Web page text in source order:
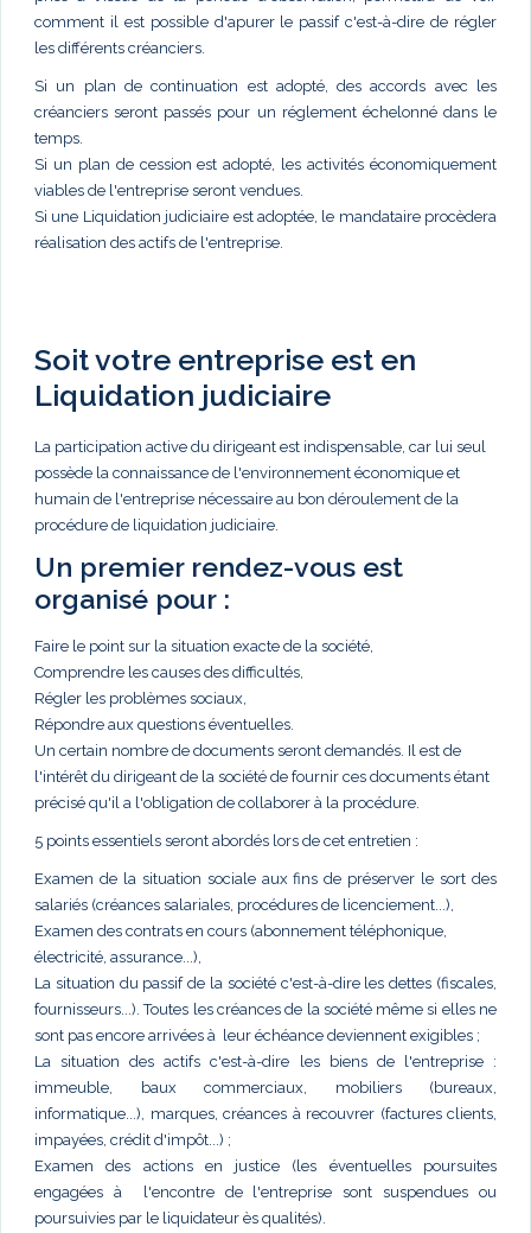
comment il est possible d'apurer le passif c'est-à-dire de régler
les différents créanciers.
Si un plan de continuation est adopté, des accords avec les
créanciers seront passés pour un réglement échelonné dans le
temps.
Si un plan de cession est adopté, les activités économiquement
viables de l'entreprise seront vendues.
Si une Liquidation judiciaire est adoptée, le mandataire procèdera
réalisation des actifs de l'entreprise.
Soit votre entreprise est en
Liquidation judiciaire
La participation active du dirigeant est indispensable, car lui seul
possède la connaissance de l'environnement économique et
humain de l'entreprise nécessaire au bon déroulement de la
procédure de liquidation judiciaire.
Un premier rendez-vous est
organisé pour :
Faire le point sur la situation exacte de la société,
Comprendre les causes des difficultés,
Régler les problèmes sociaux,
Répondre aux questions éventuelles.
Un certain nombre de documents seront demandés. Il est de
l'intérêt du dirigeant de la société de fournir ces documents étant
précisé qu'il a l'obligation de collaborer à la procédure.
5 points essentiels seront abordés lors de cet entretien :
Examen de la situation sociale aux fins de préserver le sort des
salariés (créances salariales, procédures de licenciement...),
Examen des contrats en cours (abonnement téléphonique,
électricité, assurance...),
La situation du passif de la société c'est-à-dire les dettes (fiscales,
fournisseurs...). Toutes les créances de la société même si elles ne
sont pas encore arrivées à leur échéance deviennent exigibles ;
La situation des actifs c'est-à-dire les biens de l'entreprise :
immeuble, baux commerciaux, mobiliers (bureaux,
informatique...), marques, créances à recouvrer (factures clients,
impayées, crédit d'impôt...) ;
Examen des actions en justice (les éventuelles poursuites
engagées à l'encontre de l'entreprise sont suspendues ou
poursuivies par le liquidateur ès qualités).